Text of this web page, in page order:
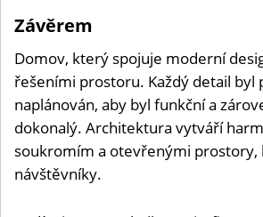
Závěrem
Domov, který spojuje moderní
řešeními prostoru. Každý detail byl
naplánován, aby byl funkční a
dokonalý. Architektura vytváří
soukromím a otevřenými prostory,
návštěvníky.